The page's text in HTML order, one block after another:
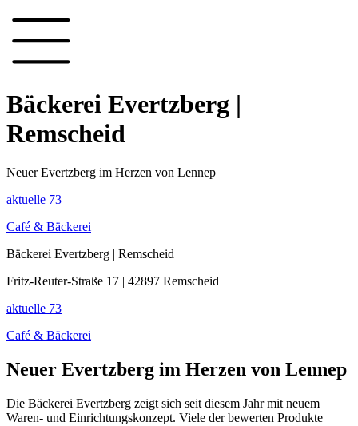
Bäckerei Evertzberg |
Remscheid
Neuer Evertzberg im Herzen von Lennep
aktuelle 73
Café & Bäckerei
Bäckerei Evertzberg | Remscheid
Fritz-Reuter-Straße 17 | 42897 Remscheid
aktuelle 73
Café & Bäckerei
Neuer Evertzberg im Herzen von Lennep
Die Bäckerei Evertzberg zeigt sich seit diesem Jahr mit neuem
Waren- und Einrichtungskonzept. Viele der bewerten Produkte